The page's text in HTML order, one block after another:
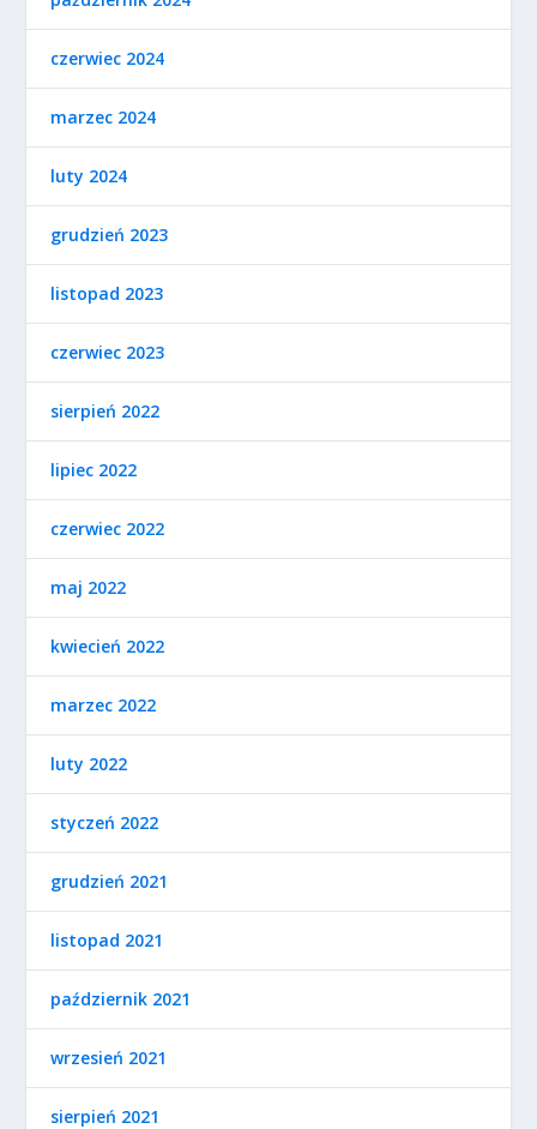
czerwiec 2024
marzec 2024
luty 2024
grudzień 2023
listopad 2023
czerwiec 2023
sierpień 2022
lipiec 2022
czerwiec 2022
maj 2022
kwiecień 2022
marzec 2022
luty 2022
styczeń 2022
grudzień 2021
listopad 2021
październik 2021
wrzesień 2021
sierpień 2021